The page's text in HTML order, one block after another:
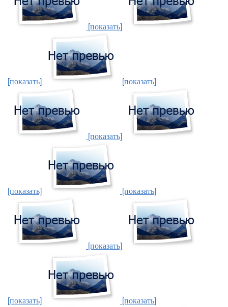
[показать]
[показать] [показать]
[показать]
[показать] [показать]
[показать]
[показать] [показать]